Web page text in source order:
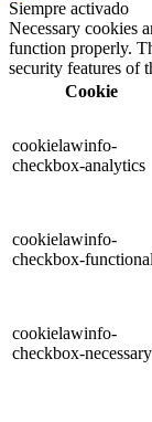
Siempre activado
Necessary cookies
function properly.
security features of
Cookie
cookielawinfo-
checkbox-analytics
cookielawinfo-
checkbox-functional
cookielawinfo-
checkbox-necessary